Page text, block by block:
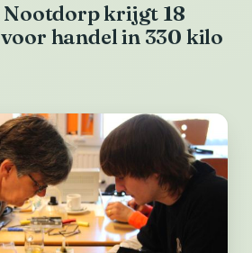
krijgt 18
handel in 330 kilo